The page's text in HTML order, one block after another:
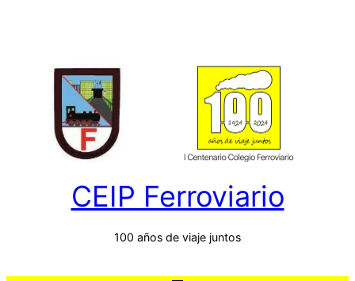
CEIP Ferroviario
100 años de viaje juntos